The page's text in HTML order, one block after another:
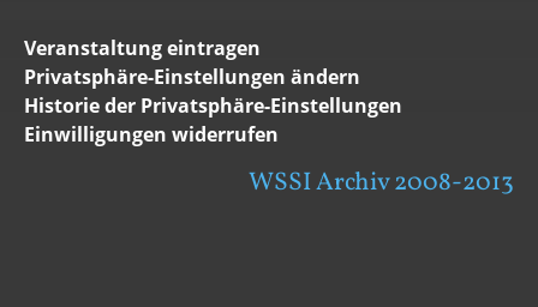
Veranstaltung eintragen
Privatsphäre-Einstellungen ändern
Historie der Privatsphäre-Einstellungen
Einwilligungen widerrufen
WSSI Archiv 2008-2013